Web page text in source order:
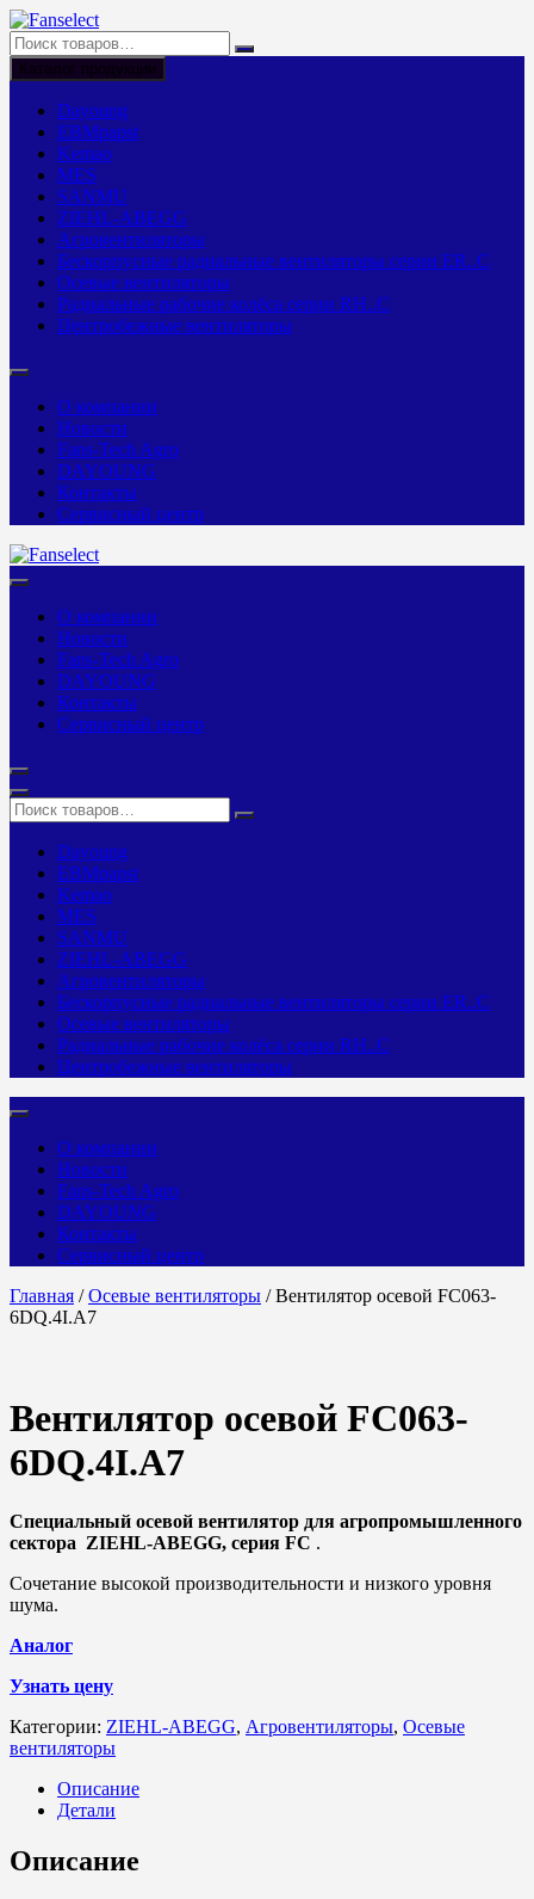
Перейти
к
содержимому
Каталог продукции
Dayoung
EBMpapst
Kemao
MES
SANMU
ZIEHL-ABEGG
Агровентиляторы
Бескорпусные радиальные вентиляторы серии ER..C
Осевые вентиляторы
Радиальные рабочие колёса серии RH..C
Центробежные вентиляторы
О компании
Новости
Fans-Tech Agro
DAYOUNG
Контакты
Сервисный центр
О компании
Новости
Fans-Tech Agro
DAYOUNG
Контакты
Сервисный центр
Dayoung
EBMpapst
Kemao
MES
SANMU
ZIEHL-ABEGG
Агровентиляторы
Бескорпусные радиальные вентиляторы серии ER..C
Осевые вентиляторы
Радиальные рабочие колёса серии RH..C
Центробежные вентиляторы
О компании
Новости
Fans-Tech Agro
DAYOUNG
Контакты
Сервисный центр
Главная /Осевые вентиляторы / Вентилятор осевой FC063-
6DQ.4I.A7
Вентилятор осевой FC063-
6DQ.4I.A7
Специальный осевой вентилятор для агропромышленного
сектора ZIEHL-ABEGG, серия FC .
Сочетание высокой производительности и низкого уровня
шума.
Аналог
Узнать цену
Категории: ZIEHL-ABEGG, Агровентиляторы, Осевые
вентиляторы
Описание
Детали
Описание